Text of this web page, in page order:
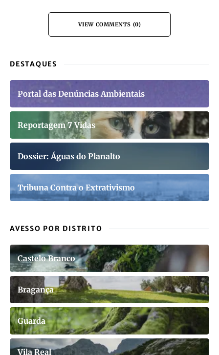
VIEW COMMENTS (0)
DESTAQUES
Portal das Denúncias Ambientais
Reportagem 7 Vidas
Dossier: Águas do Planalto
Tribuna Contra o Extrativismo
AVESSO POR DISTRITO
Castelo Branco
Bragança
Guarda
Vila Real